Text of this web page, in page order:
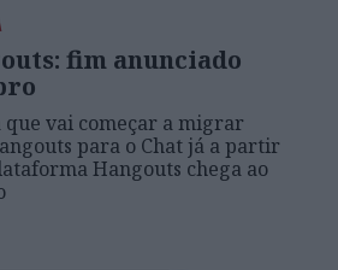
fim anunciado
que vai começar a migrar
para o Chat já a partir
Hangouts chega ao